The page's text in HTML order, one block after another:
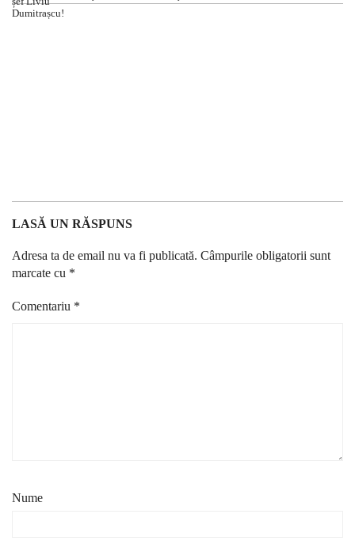
LASĂ UN RĂSPUNS
Adresa ta de email nu va fi publicată. Câmpurile obligatorii sunt
marcate cu *
Comentariu *
Nume